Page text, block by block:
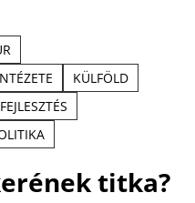
KÜLFÖLD
titka?